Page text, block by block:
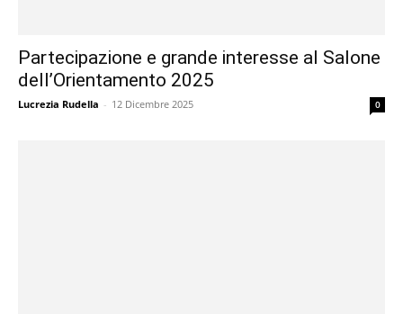
Partecipazione e grande interesse al Salone
dell’Orientamento 2025
Lucrezia Rudella - 12 Dicembre 2025 0